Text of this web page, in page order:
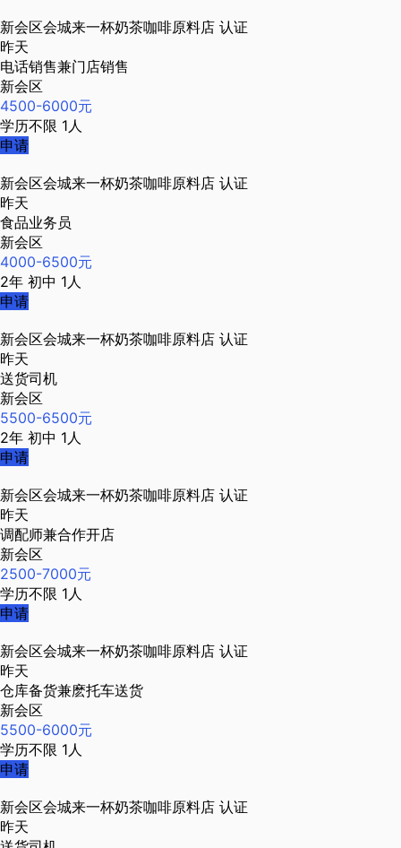
新会区会城来一杯奶茶咖啡原料店 认证
昨天
电话销售兼门店销售
新会区
4500-6000元
学历不限 1人
申请
新会区会城来一杯奶茶咖啡原料店 认证
昨天
食品业务员
新会区
4000-6500元
2年 初中 1人
申请
新会区会城来一杯奶茶咖啡原料店 认证
昨天
送货司机
新会区
5500-6500元
2年 初中 1人
申请
新会区会城来一杯奶茶咖啡原料店 认证
昨天
调配师兼合作开店
新会区
2500-7000元
学历不限 1人
申请
新会区会城来一杯奶茶咖啡原料店 认证
昨天
仓库备货兼麽托车送货
新会区
5500-6000元
学历不限 1人
申请
新会区会城来一杯奶茶咖啡原料店 认证
昨天